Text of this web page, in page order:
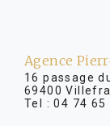
Agence
16 passage
69400
Tel :04 74 65